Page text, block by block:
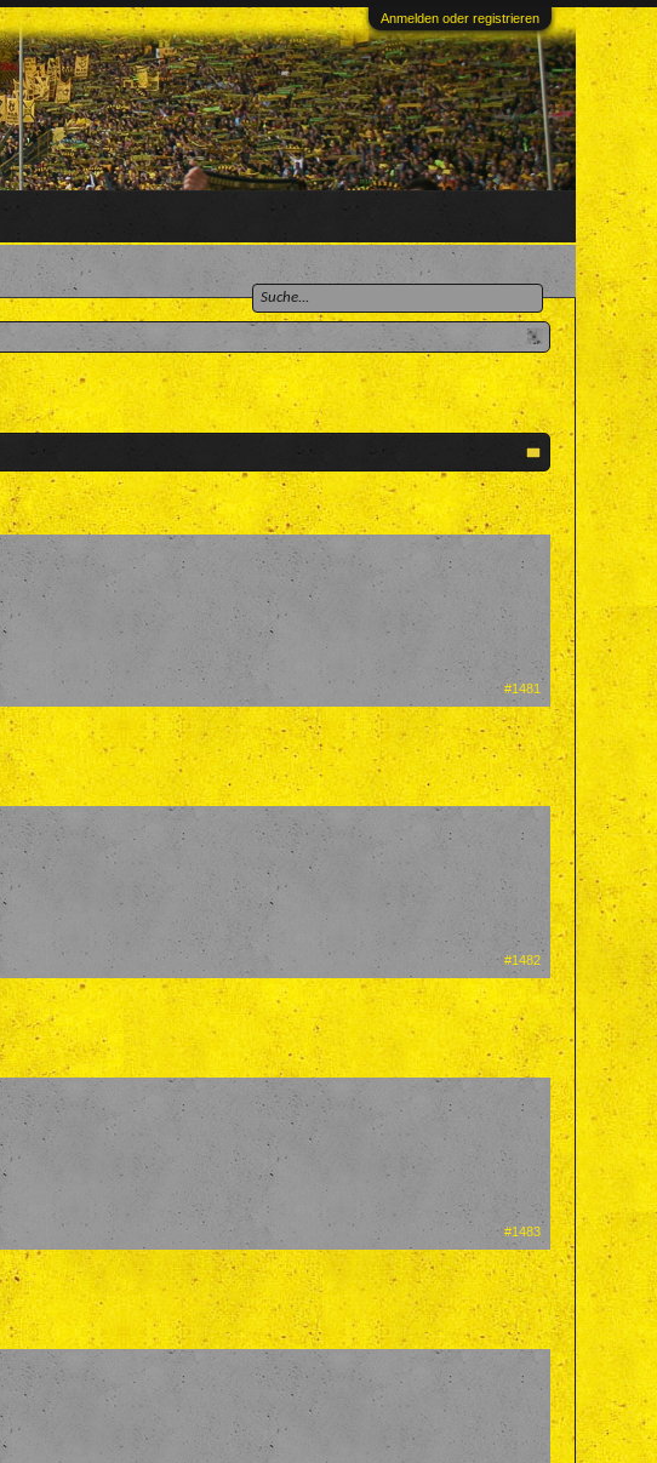
Anmelden oder registrieren
#1481
#1482
#1483